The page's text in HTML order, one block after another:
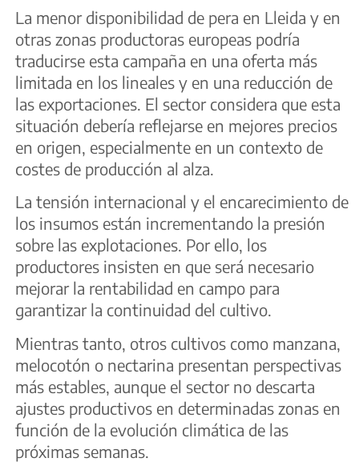
La menor disponibilidad de pera en Lleida y en
otras zonas productoras europeas podría
traducirse esta campaña en una oferta más
limitada en los lineales y en una reducción de
las exportaciones. El sector considera que esta
situación debería reflejarse en mejores precios
en origen, especialmente en un contexto de
costes de producción al alza.
La tensión internacional y el encarecimiento de
los insumos están incrementando la presión
sobre las explotaciones. Por ello, los
productores insisten en que será necesario
mejorar la rentabilidad en campo para
garantizar la continuidad del cultivo.
Mientras tanto, otros cultivos como manzana,
melocotón o nectarina presentan perspectivas
más estables, aunque el sector no descarta
ajustes productivos en determinadas zonas en
función de la evolución climática de las
próximas semanas.